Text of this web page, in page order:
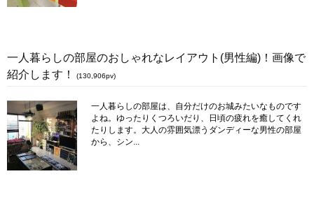
一人暮らしの部屋のおしゃれなレイアウト(男性編)！画像で
紹介します！
(130,906pv)
一人暮らしの部屋は、自分だけのお城みたいなものです
よね。ゆったりくつろいだり、日頃の疲れを癒してくれ
たりします。大人の雰囲気漂うダンディーな男性の部屋
から、シン...